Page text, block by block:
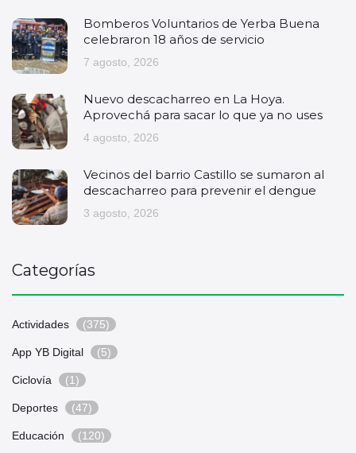
Bomberos Voluntarios de Yerba Buena
celebraron 18 años de servicio
7 agosto, 2026
Nuevo descacharreo en La Hoya.
Aprovechá para sacar lo que ya no uses
4 agosto, 2026
Vecinos del barrio Castillo se sumaron al
descacharreo para prevenir el dengue
3 agosto, 2026
Categorías
Actividades (375)
App YB Digital (5)
Ciclovía (1)
Deportes (47)
Educación (120)